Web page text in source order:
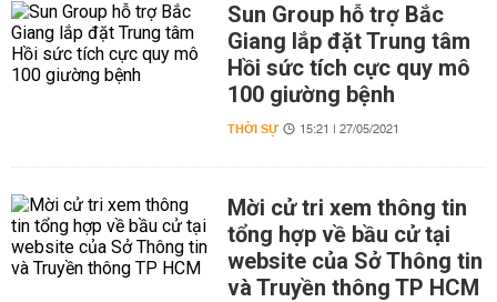
Sun Group hỗ trợ Bắc
Giang lắp đặt Trung tâm
Hồi sức tích cực quy mô
100 giường bệnh
THỜI SỰ 15:21 | 27/05/2021
Mời cử tri xem thông tin
tổng hợp về bầu cử tại
website của Sở Thông tin
và Truyền thông TP HCM